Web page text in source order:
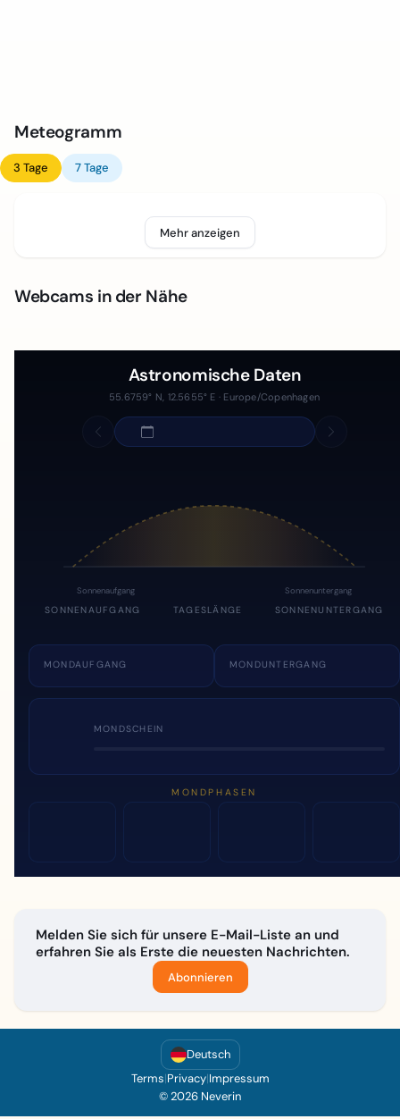
Meteogramm
3 Tage 7 Tage
Mehr anzeigen
Webcams in der Nähe
Astronomische Daten
55.6759° N, 12.5655° E · Europe/Copenhagen
Sonnenaufgang Sonnenuntergang
SONNENAUFGANG TAGESLÄNGE SONNENUNTERGANG
MONDAUFGANG MONDUNTERGANG
MONDSCHEIN
MONDPHASEN
Melden Sie sich für unsere E-Mail-Liste an und
erfahren Sie als Erste die neuesten Nachrichten.
Abonnieren
Deutsch
Terms|Privacy|Impressum
© 2026 Neverin